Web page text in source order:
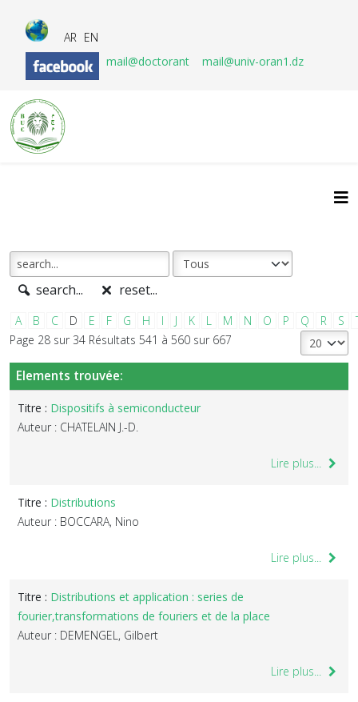
AR EN
mail@doctorant
mail@univ-oran1.dz
search... reset...
A B C D E F G H I J K L M N O P Q R S
Page 28 sur 34 Résultats 541 à 560 sur 667
Elements trouvée:
Titre : Dispositifs à semiconducteur
Auteur : CHATELAIN J.-D.
Lire plus...
Titre : Distributions
Auteur : BOCCARA, Nino
Lire plus...
Titre : Distributions et application : series de
fourier,transformations de fouriers et de la place
Auteur : DEMENGEL, Gilbert
Lire plus...